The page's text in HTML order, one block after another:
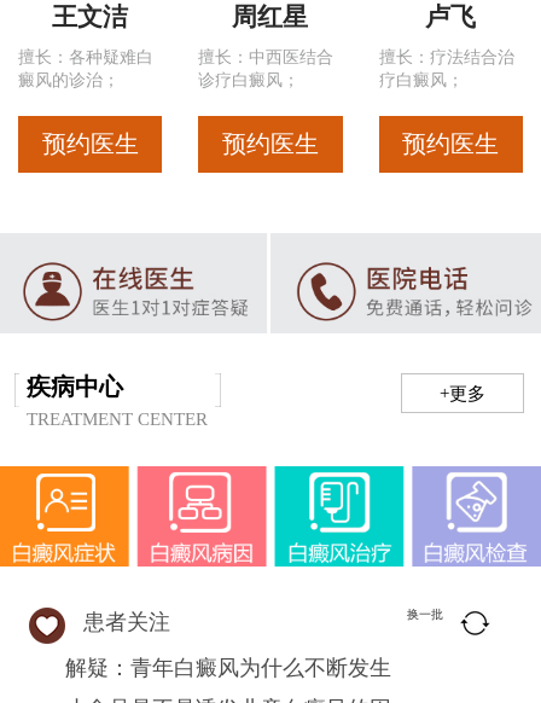
王文洁
擅长：各种疑难白
癜风的诊治；
预约医生
周红星
擅长：中西医结合
诊疗白癜风；
预约医生
卢飞
擅长：疗法结合治
疗白癜风；
预约医生
疾病中心
TREATMENT CENTER
+更多
患者关注 换一批
解疑：青年白癜风为什么不断发生